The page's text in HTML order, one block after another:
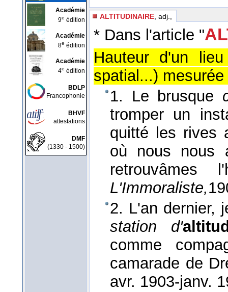
Académie
9e édition
Académie
8e édition
Académie
4e édition
BDLP
Francophonie
BHVF
attestations
DMF
(1330 - 1500)
ALTITUDINAIRE , adj.,
* Dans l'article "
Hauteur d'un
spatial...)
1. Le brusque
tromper un
quitté les rives
où nous nous
L'Immoraliste,
2. L'an dernier,
station d'
comme
camarade de
avr. 1903-janv.